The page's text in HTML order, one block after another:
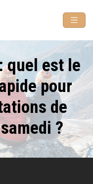
quel est le
pour
de
?